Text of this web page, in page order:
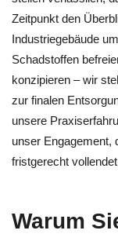
Zeitpunkt den
Industriegebäude
Schadstoffen
konzipieren – wir
zur finalen
unsere
unser Engagement,
fristgerecht
Warum